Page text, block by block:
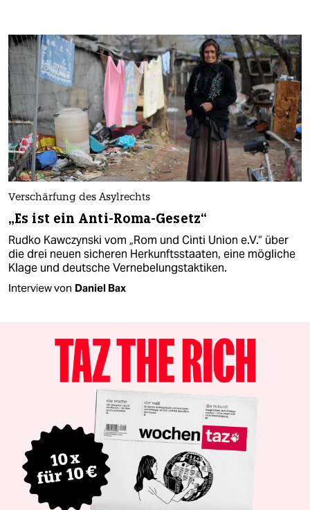
Verschärfung des Asylrechts
„Es ist ein Anti-Roma-Gesetz“
Rudko Kawczynski vom „Rom und Cinti Union e.V.“ über
die drei neuen sicheren Herkunftsstaaten, eine mögliche
Klage und deutsche Vernebelungstaktiken.
Interview von Daniel Bax